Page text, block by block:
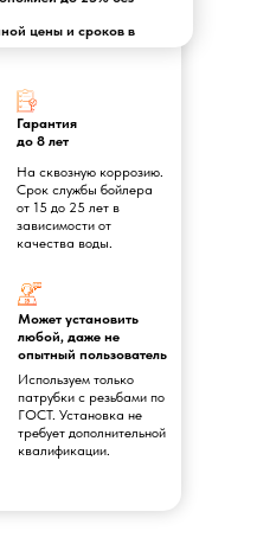
цены и сроков в
Гарантия
до 8 лет
На сквозную коррозию.
Срок службы бойлера
от 15 до 25 лет в
зависимости от
качества воды.
Может установить
любой, даже не
опытный пользователь
Используем только
патрубки с резьбами по
ГОСТ. Установка не
требует дополнительной
квалификации.